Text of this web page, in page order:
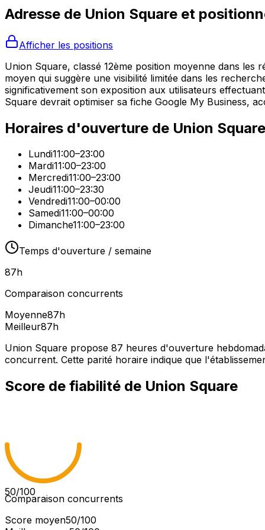
Adresse de Union Square et
Afficher les positions
Union Square, classé 12ème position moyenne dans
moyen qui suggère une visibilité limitée dans les
significativement son exposition aux utilisateurs
Square devrait optimiser sa fiche Google My Business,
Horaires d'ouverture de Union Square
Lundi11:00–23:00
Mardi11:00–23:00
Mercredi11:00–23:00
Jeudi11:00–23:30
Vendredi11:00–00:00
Samedi11:00–00:00
Dimanche11:00–23:00
Temps d'ouverture / semaine
87h
Comparaison concurrents
Moyenne87h
Meilleur87h
Union Square propose 87 heures d'ouverture
concurrent. Cette parité horaire indique que
Score de fiabilité de Union Square
50/100
Comparaison concurrents
Score moyen50/100